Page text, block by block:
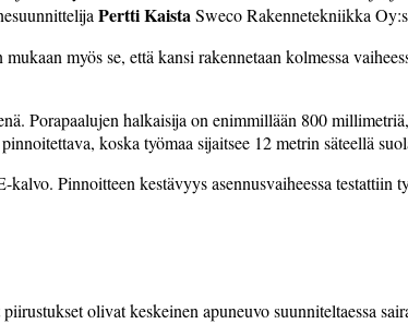
Pertti KaistaSweco Rakennetekniikka
myös se, että kansi rakennetaan kolmessa
Porapaalujen halkaisija on enimmillään 800
koska työmaa sijaitsee 12 metrin säteellä
Pinnoitteen kestävyys asennusvaiheessa testattiin
olivat keskeinen apuneuvo suunniteltaessa